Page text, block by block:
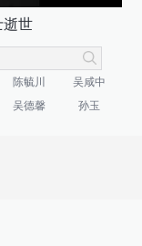
逝世
陈毓川
吴咸中
吴德馨 孙玉